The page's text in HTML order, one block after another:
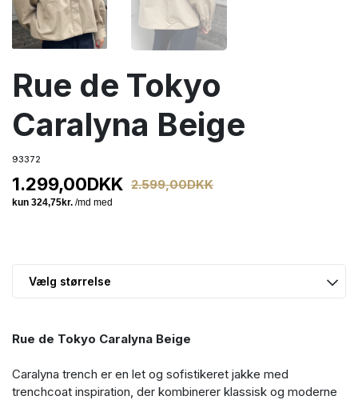
Rue de Tokyo
Caralyna Beige
93372
1.299,00DKK 2.599,00DKK
Rue de Tokyo Caralyna Beige
Caralyna trench er en let og sofistikeret jakke med
trenchcoat inspiration, der kombinerer klassisk og moderne